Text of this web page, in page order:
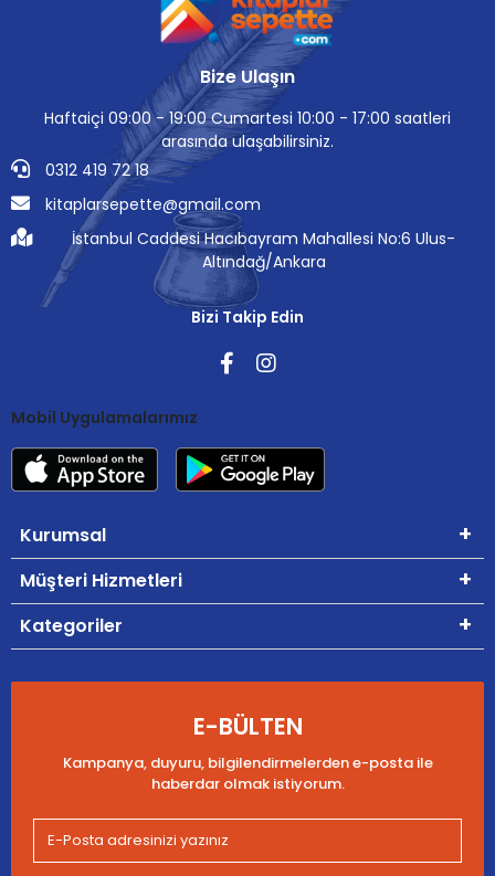
Bize Ulaşın
Haftaiçi 09:00 - 19:00 Cumartesi 10:00 - 17:00 saatleri
arasında ulaşabilirsiniz.
0312 419 72 18
kitaplarsepette@gmail.com
İstanbul Caddesi Hacıbayram Mahallesi No:6 Ulus-
Altındağ/Ankara
Bizi Takip Edin
Mobil Uygulamalarımız
Kurumsal
Müşteri Hizmetleri
Kategoriler
E-BÜLTEN
Kampanya, duyuru, bilgilendirmelerden e-posta ile
haberdar olmak istiyorum.